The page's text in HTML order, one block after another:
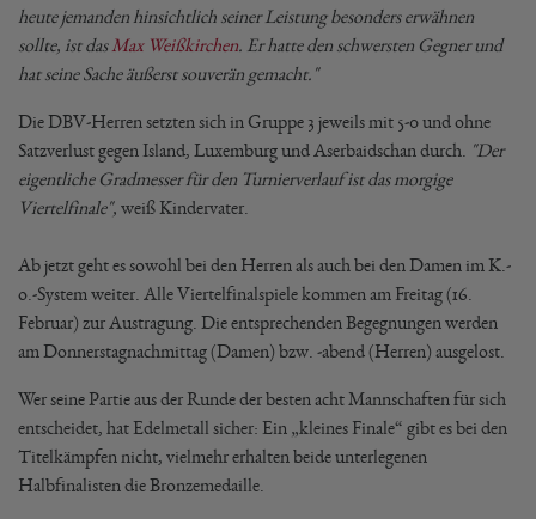
heute jemanden hinsichtlich seiner Leistung besonders erwähnen
sollte, ist das Max Weißkirchen. Er hatte den schwersten Gegner und
hat seine Sache äußerst souverän gemacht."
Die DBV-Herren setzten sich in Gruppe 3 jeweils mit 5-0 und ohne
Satzverlust gegen Island, Luxemburg und Aserbaidschan durch.
"Der
eigentliche Gradmesser für den Turnierverlauf ist das morgige
Viertelfinale", weiß Kindervater.
Ab jetzt geht es sowohl bei den Herren als auch bei den Damen im K.-
o.-System weiter. Alle Viertelfinalspiele kommen am Freitag (16.
Februar) zur Austragung. Die entsprechenden Begegnungen werden
am Donnerstagnachmittag (Damen) bzw. -abend (Herren) ausgelost.
Wer seine Partie aus der Runde der besten acht Mannschaften für sich
entscheidet, hat Edelmetall sicher: Ein „kleines Finale“ gibt es bei den
Titelkämpfen nicht, vielmehr erhalten beide unterlegenen
Halbfinalisten die Bronzemedaille.